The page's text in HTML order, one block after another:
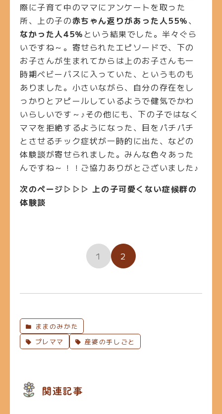
際に子育て中のママにアンケートを取った
所、上の子の赤ちゃん返りがあった人55％、
なかった人45％ という結果でした。半々ぐら
いですね～。寄せられたエピソードで、下の
お子さんが生まれてからは上のお子さんも一
時期ベビーバスに入っていた、というものも
ありました。小さいながら、自分の存在をし
っかりとアピールしているようで健気でかわ
いらしいです～♪その他にも、下の子ではなく
ママを拒絶するようになった、目をパチパチ
とさせるチック症状が一時的に出た、などの
体験談が寄せられました。みんな色々あった
んですね～！！ご協力ありがとございました♪
次のページ▷▷▷ 上の子可愛くない症候群の
体験談
1 2
ままのみかた
プレママ
産婆の手しごと
関連記事